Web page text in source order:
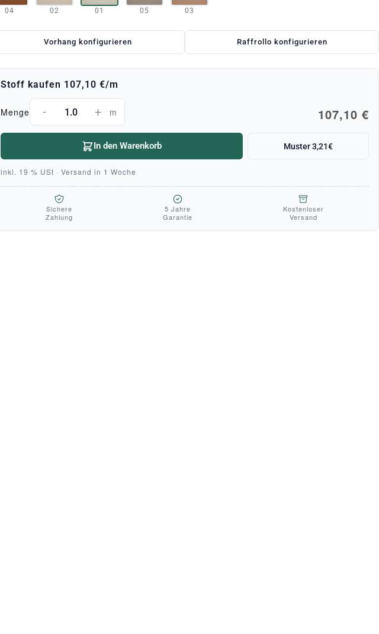
04 02 01 05 03
Vorhang konfigurieren Raffrollo konfigurieren
Stoff kaufen 107,10 €/m
Menge - + m 107,10 €
In den Warenkorb Muster 3,21€
inkl. 19 % USt · Versand in 1 Woche
Sichere
Zahlung
5 Jahre
Garantie
Kostenloser
Versand